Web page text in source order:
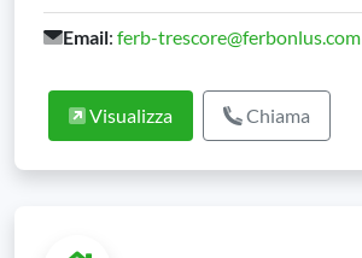
Email: ferb-trescore@ferbonlus.com
Visualizza Chiama